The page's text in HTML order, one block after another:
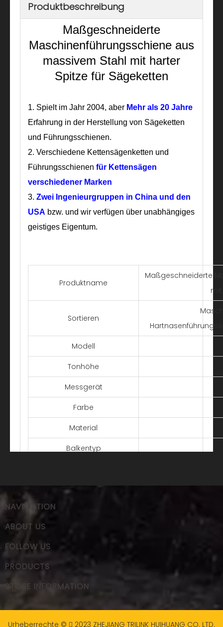
Produktbeschreibung
Maßgeschneiderte
Maschinenführungsschiene aus
massivem Stahl mit harter
Spitze für Sägeketten
1. Spielt im Jahr 2004, aber Mehr als 20 Jahre
Erfahrung in der Herstellung von Sägeketten
und Führungsschienen.
2. Verschiedene Kettensägenketten und
Führungsschienen für Kettensägen
verschiedener Marken
3. Zwei Ingenieurgruppen in China und den
USA bzw. und wir verfügen über unabhängiges
geistiges Eigentum.
Produktname
Maßgeschneiderte
Sortieren
Modell
Tonhöhe
Messgerät
Farbe
Material
Balkentyp
Laufwerkslinks
NAVIGATION
ABOUT US
FOLLOW US
PRODUCTS
STORE INFORMATION
Urheberrechte ©  2023 ZHEJIANG TRILINK HUIHUANG CO. LTD.